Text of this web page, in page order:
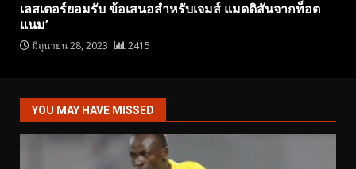
เลสเตอร์ยอมรับ ข้อเสนอสำหรับเจมส์ แมดดิสันจากท็อต
แนม’
มิถุนายน 28, 2023 2415
YOU MAY HAVE MISSED